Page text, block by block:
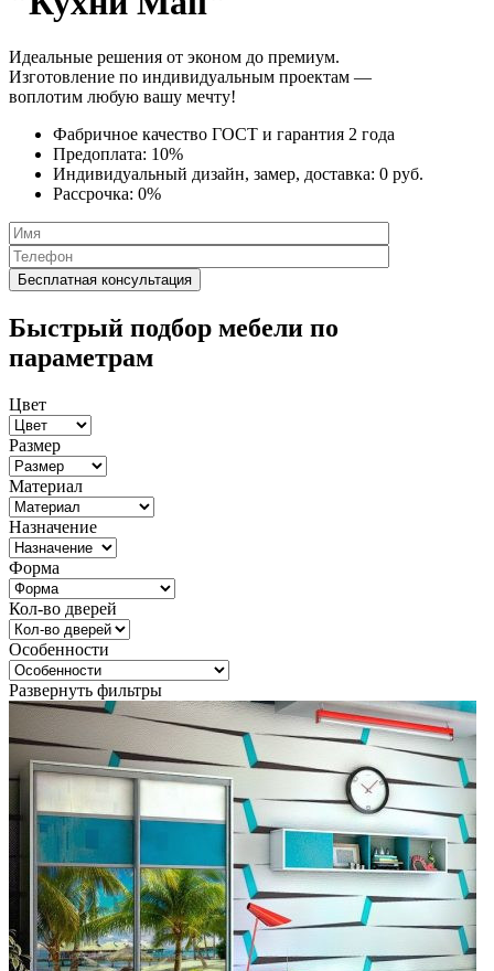
Идеальные решения от эконом до премиум.
Изготовление по индивидуальным проектам —
воплотим любую вашу мечту!
Фабричное качество ГОСТ и гарантия 2 года
Предоплата: 10%
Индивидуальный дизайн, замер, доставка: 0 руб.
Рассрочка: 0%
Быстрый подбор мебели по
параметрам
Цвет
Размер
Материал
Назначение
Форма
Кол-во дверей
Особенности
Развернуть фильтры